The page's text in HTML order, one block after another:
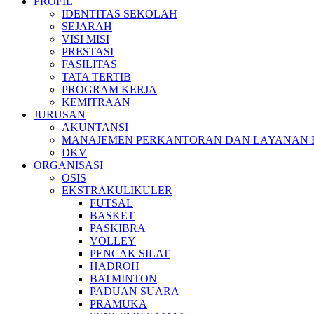
IDENTITAS SEKOLAH
SEJARAH
VISI MISI
PRESTASI
FASILITAS
TATA TERTIB
PROGRAM KERJA
KEMITRAAN
JURUSAN
AKUNTANSI
MANAJEMEN PERKANTORAN DAN LAYANAN
DKV
ORGANISASI
OSIS
EKSTRAKULIKULER
FUTSAL
BASKET
PASKIBRA
VOLLEY
PENCAK SILAT
HADROH
BATMINTON
PADUAN SUARA
PRAMUKA